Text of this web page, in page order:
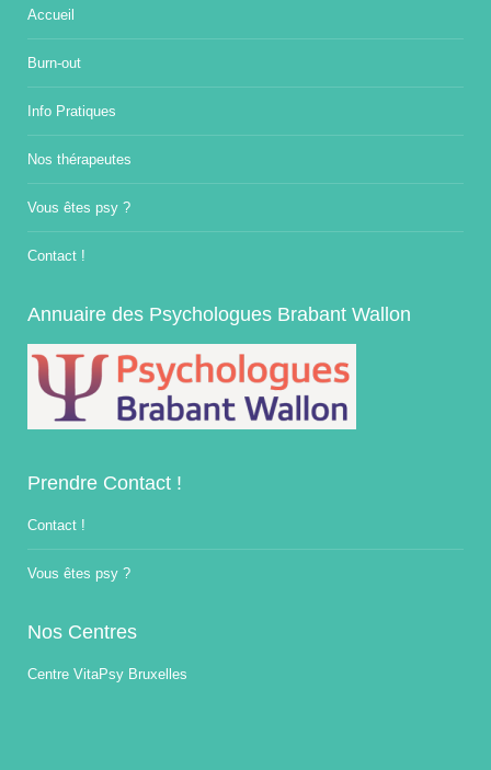
Accueil
Burn-out
Info Pratiques
Nos thérapeutes
Vous êtes psy ?
Contact !
Annuaire des Psychologues Brabant Wallon
Prendre Contact !
Contact !
Vous êtes psy ?
Nos Centres
Centre VitaPsy Bruxelles